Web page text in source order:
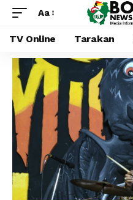
Aa
TV Online Tarakan